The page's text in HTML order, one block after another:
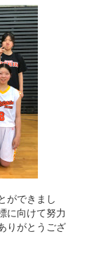
ができまし
に向けて努力
りがとうござ